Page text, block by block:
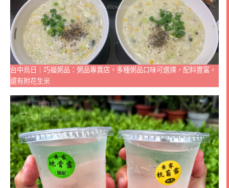
台中烏日｜巧福粥品：粥品專賣店，多種粥品口味可選擇，配料豐富，
還有附花生米